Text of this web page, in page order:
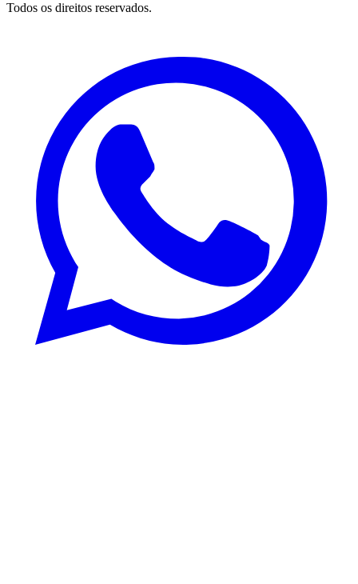
Todos os direitos reservados.